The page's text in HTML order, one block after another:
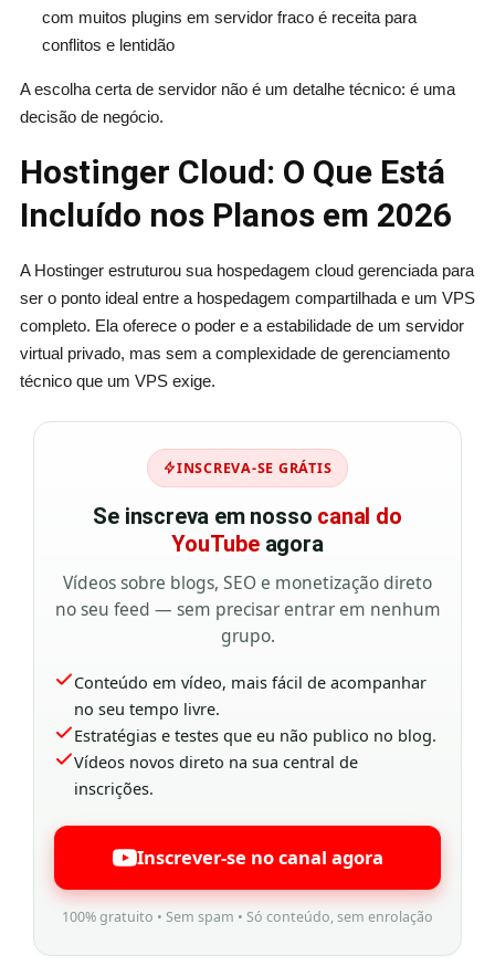
com muitos plugins em servidor fraco é receita para
conflitos e lentidão
A escolha certa de servidor não é um detalhe técnico: é uma
decisão de negócio.
Hostinger Cloud: O Que Está
Incluído nos Planos em 2026
A Hostinger estruturou sua hospedagem cloud gerenciada para
ser o ponto ideal entre a hospedagem compartilhada e um VPS
completo. Ela oferece o poder e a estabilidade de um servidor
virtual privado, mas sem a complexidade de gerenciamento
técnico que um VPS exige.
INSCREVA-SE GRÁTIS
Se inscreva em nosso canal do
YouTubeagora
Vídeos sobre blogs, SEO e monetização direto
no seu feed — sem precisar entrar em nenhum
grupo.
Conteúdo em vídeo, mais fácil de acompanhar
no seu tempo livre.
Estratégias e testes que eu não publico no blog.
Vídeos novos direto na sua central de
inscrições.
Inscrever-se no canal agora
100% gratuito • Sem spam • Só conteúdo, sem enrolação